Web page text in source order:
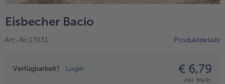
alle Obst
alle Süße Vielfalt
Confiserie & Feinkost
Eisbecher Bacio
Art.-Nr.17031 Produktdetails
Preisangabe
Verfügbarkeit? Login € 6,79
inkl. MwSt.